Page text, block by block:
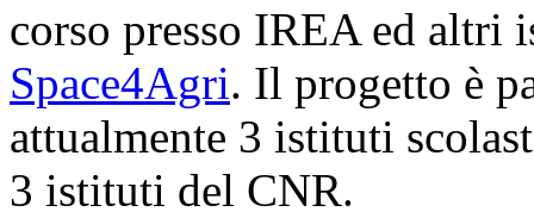
corso presso IREA ed
Space4Agri. Il progetto è
attualmente 3 istituti
3 istituti del CNR.